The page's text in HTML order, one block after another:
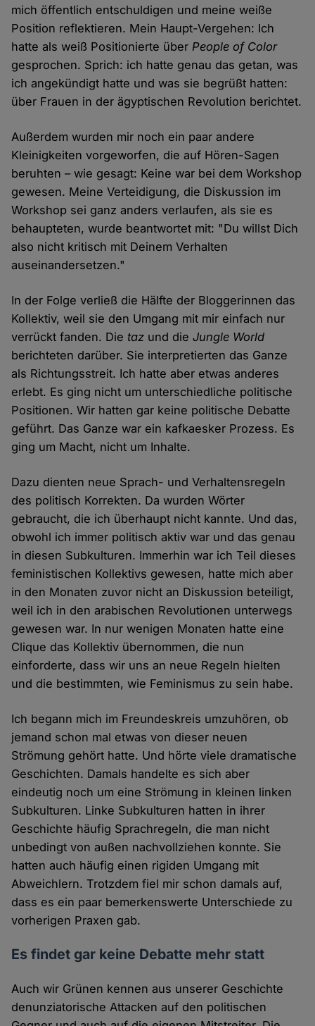
mich öffentlich entschuldigen und meine weiße
Position reflektieren. Mein Haupt-Vergehen: Ich
hatte als weiß Positionierte überPeople of Color
gesprochen. Sprich: ich hatte genau das getan, was
ich angekündigt hatte und was sie begrüßt hatten:
über Frauen in der ägyptischen Revolution berichtet.
Außerdem wurden mir noch ein paar andere
Kleinigkeiten vorgeworfen, die auf Hören-Sagen
beruhten – wie gesagt: Keine war bei dem Workshop
gewesen. Meine Verteidigung, die Diskussion im
Workshop sei ganz anders verlaufen, als sie es
behaupteten, wurde beantwortet mit: "Du willst Dich
also nicht kritisch mit Deinem Verhalten
auseinandersetzen."
In der Folge verließ die Hälfte der Bloggerinnen das
Kollektiv, weil sie den Umgang mit mir einfach nur
verrückt fanden. Die taz und dieJungle World
berichteten darüber. Sie interpretierten das Ganze
als Richtungsstreit. Ich hatte aber etwas anderes
erlebt. Es ging nicht um unterschiedliche politische
Positionen. Wir hatten gar keine politische Debatte
geführt. Das Ganze war ein kafkaesker Prozess. Es
ging um Macht, nicht um Inhalte.
Dazu dienten neue Sprach- und Verhaltensregeln
des politisch Korrekten. Da wurden Wörter
gebraucht, die ich überhaupt nicht kannte. Und das,
obwohl ich immer politisch aktiv war und das genau
in diesen Subkulturen. Immerhin war ich Teil dieses
feministischen Kollektivs gewesen, hatte mich aber
in den Monaten zuvor nicht an Diskussion beteiligt,
weil ich in den arabischen Revolutionen unterwegs
gewesen war. In nur wenigen Monaten hatte eine
Clique das Kollektiv übernommen, die nun
einforderte, dass wir uns an neue Regeln hielten
und die bestimmten, wie Feminismus zu sein habe.
Ich begann mich im Freundeskreis umzuhören, ob
jemand schon mal etwas von dieser neuen
Strömung gehört hatte. Und hörte viele dramatische
Geschichten. Damals handelte es sich aber
eindeutig noch um eine Strömung in kleinen linken
Subkulturen. Linke Subkulturen hatten in ihrer
Geschichte häufig Sprachregeln, die man nicht
unbedingt von außen nachvollziehen konnte. Sie
hatten auch häufig einen rigiden Umgang mit
Abweichlern. Trotzdem fiel mir schon damals auf,
dass es ein paar bemerkenswerte Unterschiede zu
vorherigen Praxen gab.
Es findet gar keine Debatte mehr statt
Auch wir Grünen kennen aus unserer Geschichte
denunziatorische Attacken auf den politischen